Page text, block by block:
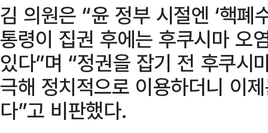
김 의원은 “윤 정부 시절엔 ‘핵폐
통령이 집권 후에는 후쿠시마 오
있다”며 “정권을 잡기 전 후쿠
극해 정치적으로 이용하더니 이
다”고 비판했다.